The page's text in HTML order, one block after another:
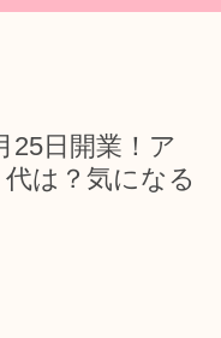
25日開業！ア
は？気になる